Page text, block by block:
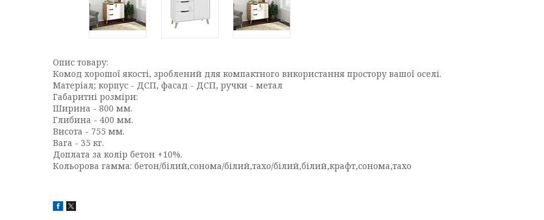
Опис товару:
Комод хорошої якості, зроблений для компактного використання простору вашої оселі.
Матеріал; корпус - ДСП, фасад - ДСП, ручки - метал
Габаритні розміри:
Ширина - 800 мм.
Глибина - 400 мм.
Висота - 755 мм.
Вага - 35 кг.
Доплата за колір бетон +10%.
Кольорова гамма: бетон/білий,сонома/білий,тахо/білий,білий,крафт,сонома,тахо